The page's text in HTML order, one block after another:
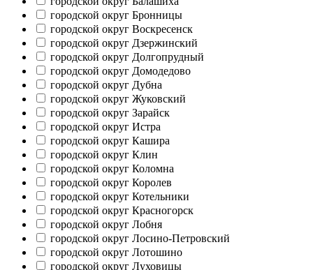
городской округ Бронницы
городской округ Воскресенск
городской округ Дзержинский
городской округ Долгопрудный
городской округ Домодедово
городской округ Дубна
городской округ Жуковский
городской округ Зарайск
городской округ Истра
городской округ Кашира
городской округ Клин
городской округ Коломна
городской округ Королев
городской округ Котельники
городской округ Красногорск
городской округ Лобня
городской округ Лосино-Петровский
городской округ Лотошино
городской округ Луховицы